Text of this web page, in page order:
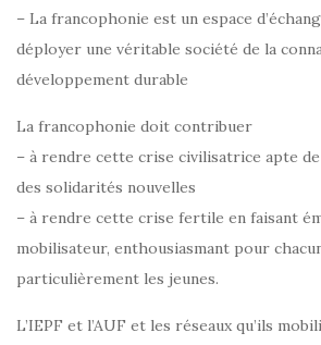
– La francophonie est un espace
déployer une véritable société de la
développement durable
La francophonie doit contribuer
– à rendre cette crise civilisatrice apte
des solidarités nouvelles
– à rendre cette crise fertile en faisant
mobilisateur, enthousiasmant pour
particulièrement les jeunes.
L’IEPF et l’AUF et les réseaux qu’ils